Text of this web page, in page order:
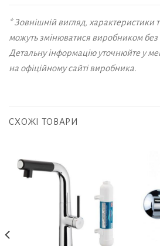
* Зовнішній вигляд, характеристики
можуть змінюватися виробником
Детальну інформацію уточнюйте у
на офіційному сайті виробника.
СХОЖІ ТОВАРИ